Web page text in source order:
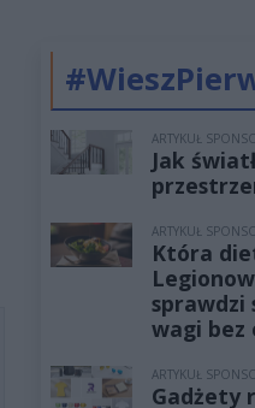
ARTYKUŁ
Jak
ARTYKUŁ
Która
sprawdzi
wagi bez
ARTYKUŁ
Gadżety